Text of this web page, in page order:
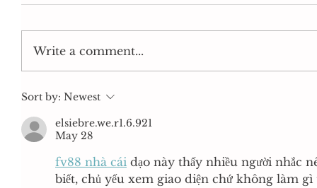
Write a comment...
Sort by: Newest
elsiebre.we.r1.6.921
May 28
fv88 nhà cái dạo này thấy nhiều người nhắc
biết, chủ yếu xem giao diện chứ không làm